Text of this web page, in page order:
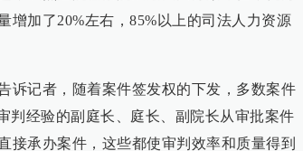
增加了20%左右，85%以上的司法人力资源
诉记者，随着案件签发权的下发，多数案件
判经验的副庭长、庭长、副院长从审批案件
接承办案件，这些都使审判效率和质量得到